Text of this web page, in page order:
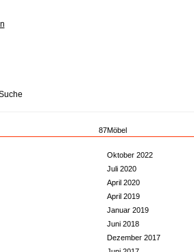
87Möbel
Oktober 2022
Juli 2020
April 2020
April 2019
Januar 2019
Juni 2018
Dezember 2017